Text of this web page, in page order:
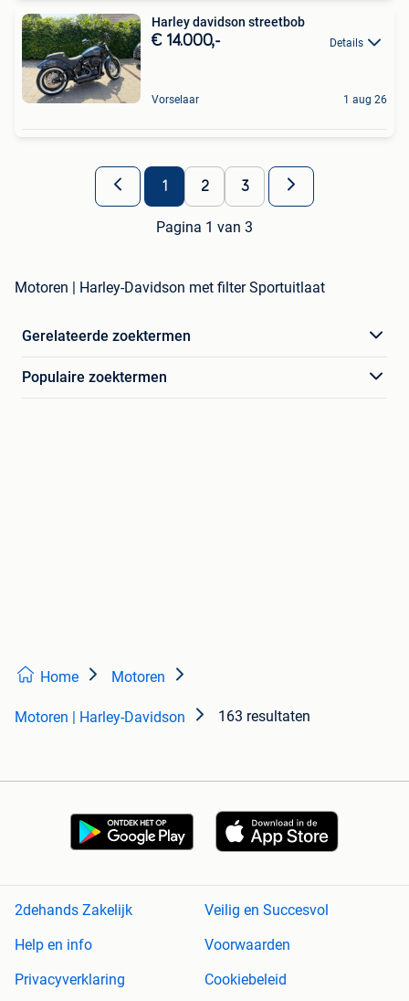
Harley davidson streetbob
€ 14.000,- Details
Vorselaar 1 aug 26
1 2 3
Pagina 1 van 3
Motoren | Harley-Davidson met filter Sportuitlaat
Gerelateerde zoektermen
Populaire zoektermen
Home Motoren
Motoren | Harley-Davidson 163 resultaten
2dehands Zakelijk
Veilig en Succesvol
Help en info
Voorwaarden
Privacyverklaring
Cookiebeleid